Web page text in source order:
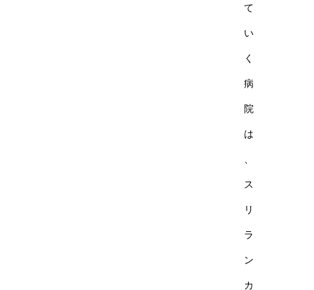
て
い
く
病
院
は
ス
リ
ラ
ン
カ